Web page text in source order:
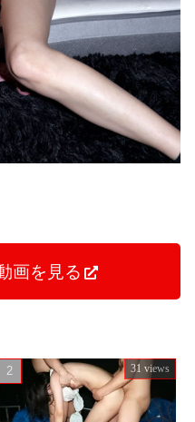
画を見る
31 views